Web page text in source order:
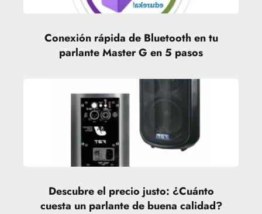
Conexión rápida de Bluetooth en tu
parlante Master G en 5 pasos
Descubre el precio justo: ¿Cuánto
cuesta un parlante de buena calidad?